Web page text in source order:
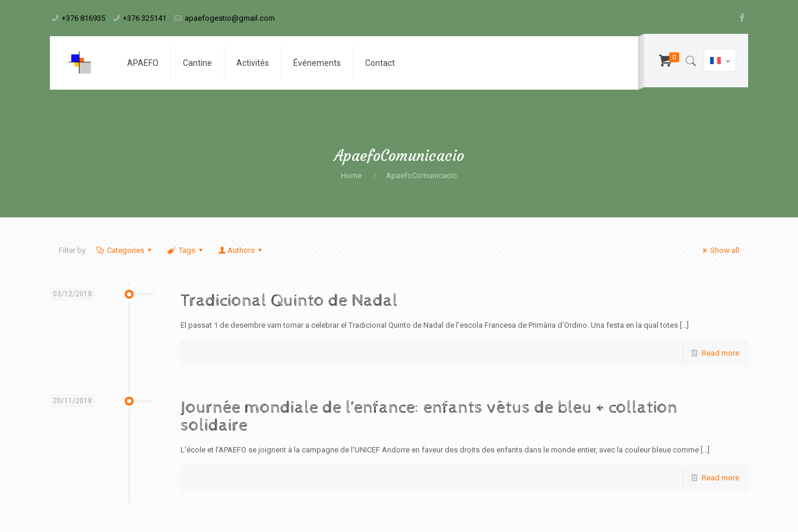
+376 816935 +376 325141 apaefogestio@gmail.com
APAEFO Cantine Activités Événements Contact
0
ApaefoComunicacio
Home ApaefoComunicacio
Filter by Categories Tags Authors Show all
03/12/2018 Tradicional Quinto de Nadal
El passat 1 de desembre vam tornar a celebrar el Tradicional Quinto de Nadal de l’escola Francesa de Primària d’Ordino. Una festa en la qual totes […]
Read more
20/11/2018
Journée mondiale de l’enfance: enfants vêtus de bleu + collation
solidaire
L’école et l’APAEFO se joignent à la campagne de l’UNICEF Andorre en faveur des droits des enfants dans le monde entier, avec la couleur bleue comme […]
Read more